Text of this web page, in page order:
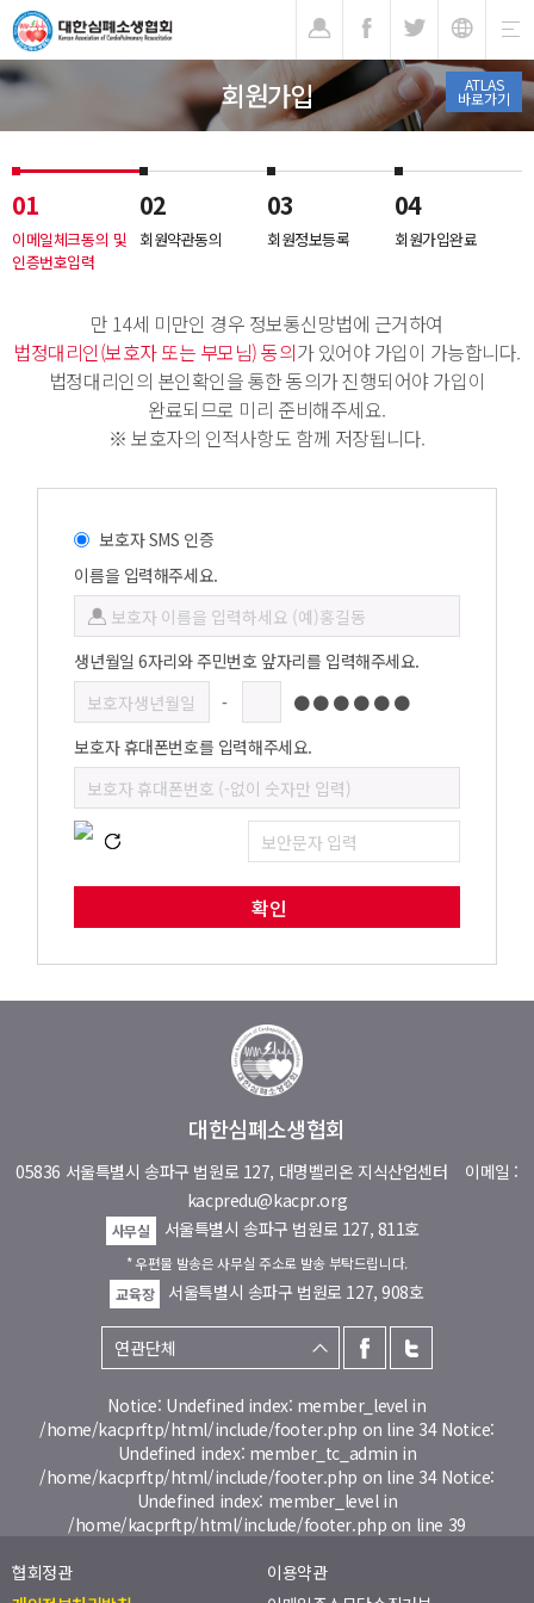
ATLAS
바로가기
회원가입
01
이메일체크동의 및
인증번호입력
02
회원약관동의
03
회원정보등록
04
회원가입완료
만 14세 미만인 경우 정보통신망법에 근거하여
법정대리인(보호자 또는 부모님) 동의가 있어야 가입이 가능합니다.
법정대리인의 본인확인을 통한 동의가 진행되어야 가입이
완료되므로 미리 준비해주세요.
※ 보호자의 인적사항도 함께 저장됩니다.
보호자 SMS 인증
이름을 입력해주세요.
생년월일 6자리와 주민번호 앞자리를 입력해주세요.
-
●●●●●●
보호자 휴대폰번호를 입력해주세요.
대한심폐소생협회
05836 서울특별시 송파구 법원로 127, 대명벨리온 지식산업센터 이메일 :
kacpredu@kacpr.org
사무실 서울특별시 송파구 법원로 127, 811호
* 우편물 발송은 사무실 주소로 발송 부탁드립니다.
교육장
서울특별시 송파구 법원로 127, 908호
Notice: Undefined index: member_level in
/home/kacprftp/html/include/footer.php on line 34 Notice:
Undefined index: member_tc_admin in
/home/kacprftp/html/include/footer.php on line 34 Notice:
Undefined index: member_level in
/home/kacprftp/html/include/footer.php on line 39
협회정관
이용약관